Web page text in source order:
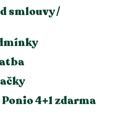
smlouvy /
4+1 zdarma